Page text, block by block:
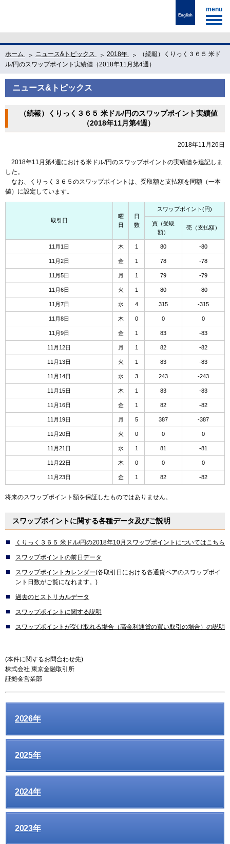
English
ホーム ニュース&トピックス 2018年
（続報）くりっく３６５ 米ド
ル/円のスワップポイント実績値（2018年11月第4週）
ニュース&トピックス
（続報）くりっく３６５ 米ドル/円のスワップポイント実績値
（2018年11月第4週）
2018年11月26日
2018年11月第4週における米ドル/円のスワップポイントの実績値を追記しま
した。
なお、くりっく３６５のスワップポイントは、受取額と支払額を同額（一本
値）に設定しています。
取引日
曜
日
日
数
スワップポイント(円)
買（受取
額）
売（支払額）
11月1日 木 1 80 -80
11月2日 金 1 78 -78
11月5日 月 1 79 -79
11月6日 火 1 80 -80
11月7日 水 4 315 -315
11月8日 木 0 0 0
11月9日 金 1 83 -83
11月12日 月 1 82 -82
11月13日 火 1 83 -83
11月14日 水 3 243 -243
11月15日 木 1 83 -83
11月16日 金 1 82 -82
11月19日 月 5 387 -387
11月20日 火 0 0 0
11月21日 水 1 81 -81
11月22日 木 0 0 0
11月23日 金 1 82 -82
将来のスワップポイント額を保証したものではありません。
スワップポイントに関する各種データ及びご説明
くりっく３６５ 米ドル/円の2018年10月スワップポイントについてはこちら
スワップポイントの前日データ
スワップポイントカレンダー(各取引日における各通貨ペアのスワップポイ
ント日数がご覧になれます。)
過去のヒストリカルデータ
スワップポイントに関する説明
スワップポイントが受け取れる場合（高金利通貨の買い取引の場合）の説明
(本件に関するお問合わせ先)
株式会社 東京金融取引所
証拠金営業部
2026年
2025年
2024年
2023年
menu